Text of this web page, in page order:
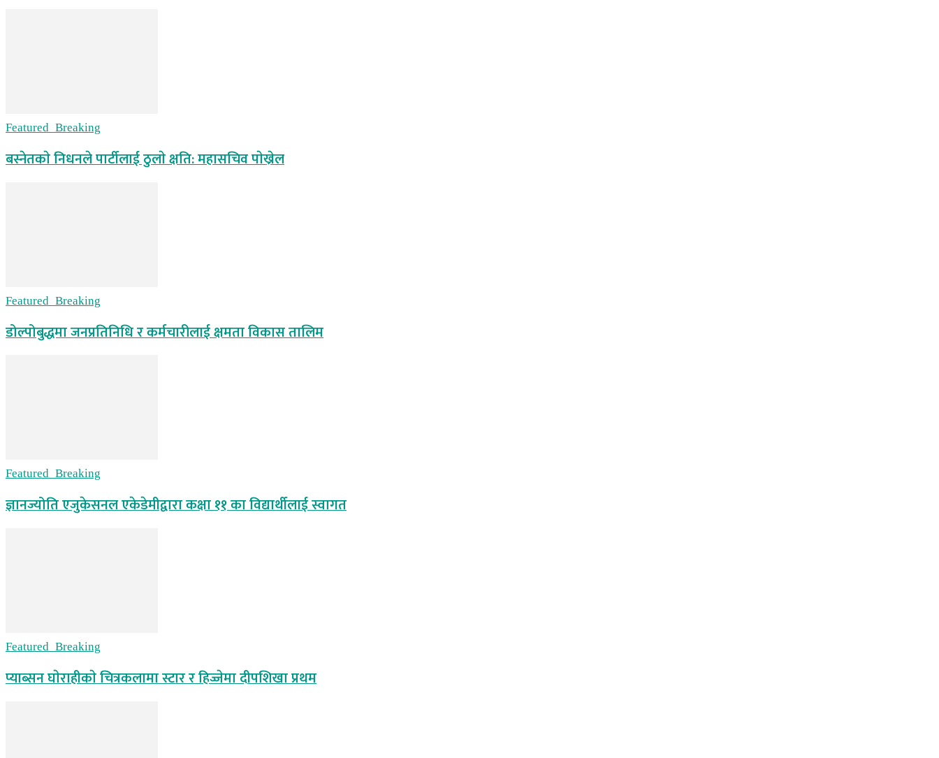
Featured_Breaking
बस्नेतकाे निधनले पार्टीलाई ठुलाे क्षति: महासचिव पाेख्रेल
Featured_Breaking
डोल्पोबुद्धमा जनप्रतिनिधि र कर्मचारीलाई क्षमता विकास तालिम
Featured_Breaking
ज्ञानज्योति एजुकेसनल एकेडेमीद्वारा कक्षा ११ का विद्यार्थीलाई स्वागत
Featured_Breaking
प्याब्सन घाेराहीकाे चित्रकलामा स्टार र हिज्जेमा दीपशिखा प्रथम